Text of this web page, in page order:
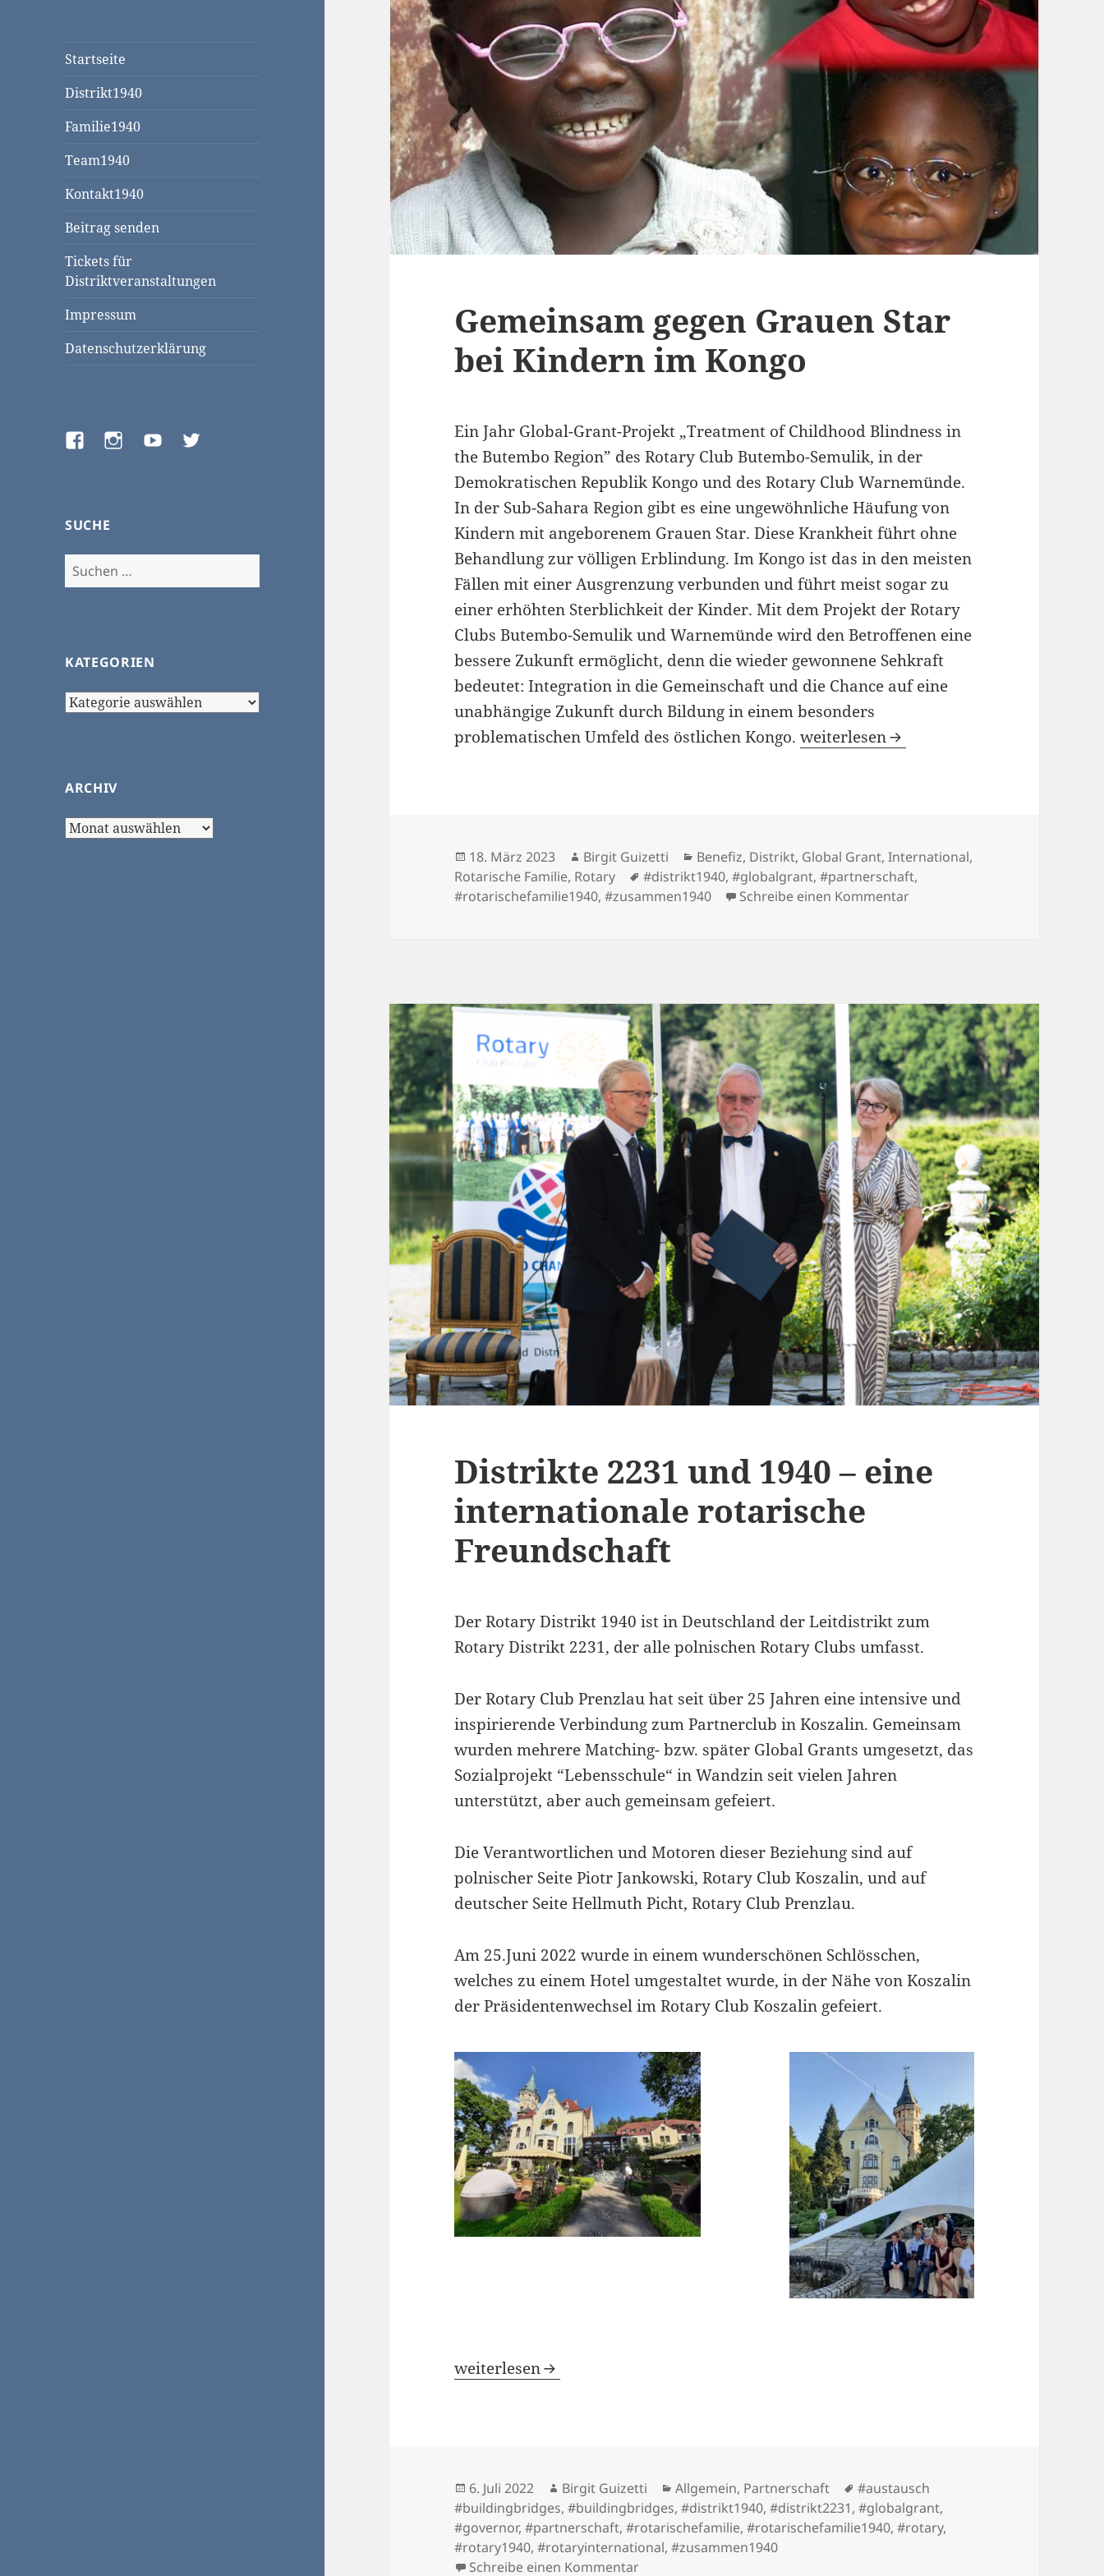
Startseite
Distrikt1940
Familie1940
Team1940
Kontakt1940
Beitrag senden
Tickets für
Distriktveranstaltungen
Impressum
Datenschutzerklärung
FacebookInstagramYoutubeTwitter
SUCHE
Suchen
nach:
KATEGORIEN
Kategorien
ARCHIV
Archiv
Gemeinsam gegen Grauen Star
bei Kindern im Kongo
Ein Jahr Global-Grant-Projekt „Treatment of Childhood Blindness in
the Butembo Region” des Rotary Club Butembo-Semulik, in der
Demokratischen Republik Kongo und des Rotary Club Warnemünde.
In der Sub-Sahara Region gibt es eine ungewöhnliche Häufung von
Kindern mit angeborenem Grauen Star. Diese Krankheit führt ohne
Behandlung zur völligen Erblindung. Im Kongo ist das in den meisten
Fällen mit einer Ausgrenzung verbunden und führt meist sogar zu
einer erhöhten Sterblichkeit der Kinder. Mit dem Projekt der Rotary
Clubs Butembo-Semulik und Warnemünde wird den Betroffenen eine
bessere Zukunft ermöglicht, denn die wieder gewonnene Sehkraft
bedeutet: Integration in die Gemeinschaft und die Chance auf eine
unabhängige Zukunft durch Bildung in einem besonders
problematischen Umfeld des östlichen Kongo.Gemeinsam gegen Grauen Star bei
weiterlesen
Veröffentlicht
am
18. März 2023 Autor
Birgit Guizetti Kategorien
Benefiz, Distrikt, Global Grant,International,
Rotarische Familie, Rotary Schlagwörter
#distrikt1940,#globalgrant,#partnerschaft,
#rotarischefamilie1940,#zusammen1940 Schreibe einen Kommentarzu Gemeinsam gegen Grauen
Distrikte 2231 und 1940 – eine
internationale rotarische
Freundschaft
Der Rotary Distrikt 1940 ist in Deutschland der Leitdistrikt zum
Rotary Distrikt 2231, der alle polnischen Rotary Clubs umfasst.
Der Rotary Club Prenzlau hat seit über 25 Jahren eine intensive und
inspirierende Verbindung zum Partnerclub in Koszalin. Gemeinsam
wurden mehrere Matching- bzw. später Global Grants umgesetzt, das
Sozialprojekt “Lebensschule“ in Wandzin seit vielen Jahren
unterstützt, aber auch gemeinsam gefeiert.
Die Verantwortlichen und Motoren dieser Beziehung sind auf
polnischer Seite Piotr Jankowski, Rotary Club Koszalin, und auf
deutscher Seite Hellmuth Picht, Rotary Club Prenzlau.
Am 25.Juni 2022 wurde in einem wunderschönen Schlösschen,
welches zu einem Hotel umgestaltet wurde, in der Nähe von Koszalin
der Präsidentenwechsel im Rotary Club Koszalin gefeiert.
Distrikte 2231 und 1940 – eine internationale rotarische Freundschaft
weiterlesen
Veröffentlicht
am
6. Juli 2022 Autor
Birgit Guizetti Kategorien
Allgemein, Partnerschaft Schlagwörter
#austausch
#buildingbridges,#buildingbridges,#distrikt1940,#distrikt2231,#globalgrant,
#governor,#partnerschaft,#rotarischefamilie,#rotarischefamilie1940,#rotary,
#rotary1940,#rotaryinternational,#zusammen1940
Schreibe einen Kommentarzu Distrikte 2231 und 1940 – eine internationale rotarische Freundschaft